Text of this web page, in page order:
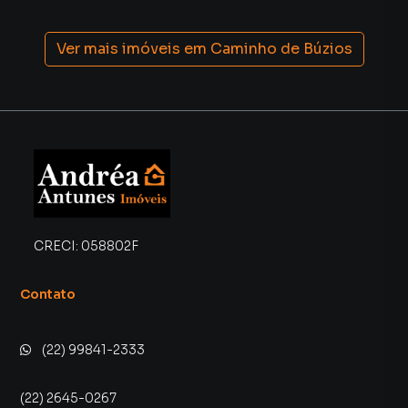
Ver mais imóveis em Caminho de Búzios
CRECI: 058802F
Contato
(22) 99841-2333
(22) 2645-0267